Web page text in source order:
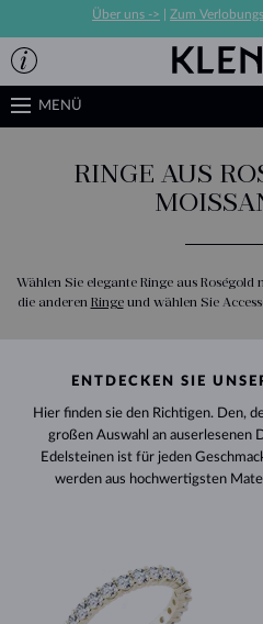
Über uns -> Zum
MENÜ
RINGE AUS
Wählen Sie elegante Ringe aus
die anderen Ringeund wählen Sie
ENTDECKEN SIE
Hier finden sie den Richtigen. Den,
großen Auswahl an auserlesenen
Edelsteinen ist für jeden
werden aus hochwertigsten